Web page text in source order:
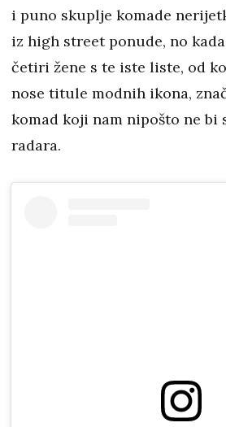
i puno skuplje komade
iz high street ponude, no
četiri žene s te iste liste, od
nose titule modnih ikona,
komad koji nam nipošto ne bi
radara.